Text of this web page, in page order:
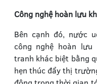
Công nghệ hoàn lưu
Bên cạnh đó, nước
công nghệ hoàn
tranh khác biệt bằng
hẹn thúc đẩy thị